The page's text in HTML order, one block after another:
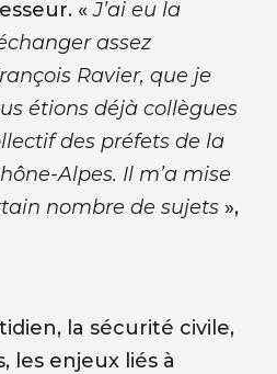
«J’ai eu la
assez
Ravier, que je
étions déjà collègues
des préfets de la
Alpes. Il m’a mise
nombre de sujets »,
la sécurité civile,
les enjeux liés à